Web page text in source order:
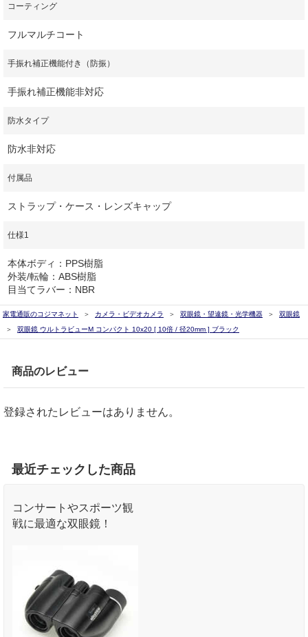
コーティング
フルマルチコート
手振れ補正機能付き（防振）
手振れ補正機能非対応
防水タイプ
防水非対応
付属品
ストラップ・ケース・レンズキャップ
仕様1
本体ボディ：PPS樹脂
外装/転輪：ABS樹脂
目当てラバー：NBR
家電通販のコジマネット カメラ・ビデオカメラ 双眼鏡・望遠鏡・光学機器
双眼鏡
双眼鏡 ウルトラビューM コンパクト 10x20 [ 10倍 / 径20mm ] ブラック
商品のレビュー
登録されたレビューはありません。
最近チェックした商品
コンサートやスポーツ観
戦に最適な双眼鏡！